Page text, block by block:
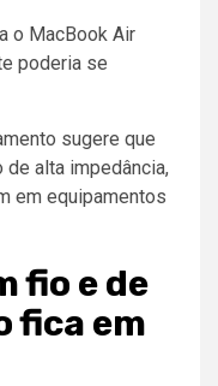
o MacBook Air
poderia se
sugere que
alta impedância,
em equipamentos
fio e de
fica em